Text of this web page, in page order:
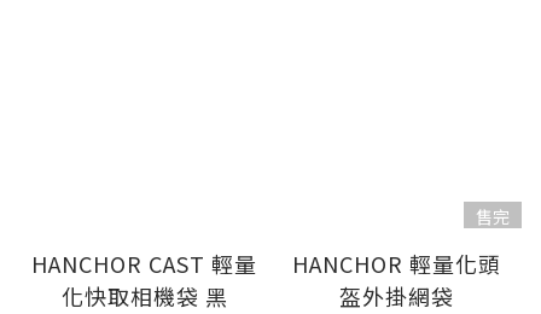
HANCHOR CAST 輕量
化快取相機袋 黑
售完
HANCHOR 輕量化頭
盔外掛網袋